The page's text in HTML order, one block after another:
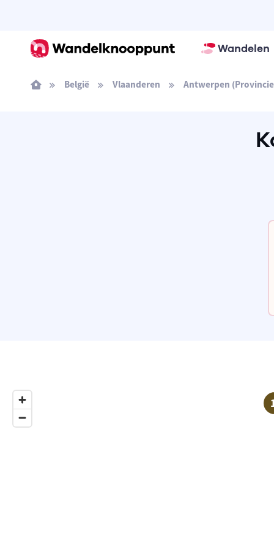
Wandelen
België Vlaanderen Antwerpen